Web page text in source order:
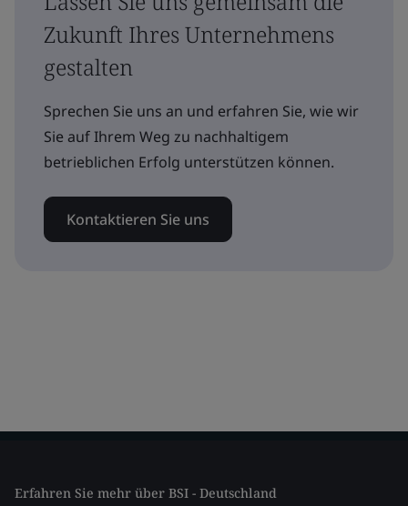
Zukunft Ihres Unternehmens
gestalten
Sprechen Sie uns an und erfahren Sie, wie wir
Sie auf Ihrem Weg zu nachhaltigem
betrieblichen Erfolg unterstützen können.
Kontaktieren Sie uns
Erfahren Sie mehr über BSI - Deutschland